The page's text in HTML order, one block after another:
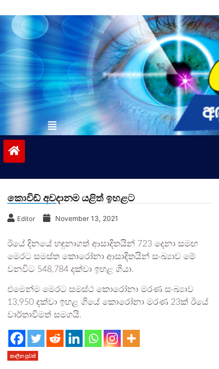
to
contentvinivida.lk
කොවිඩ් අවදානම යළිත් ඉහළට
Editor November 13, 2021
ඊයේ දිනයේ හඳුනාගත් ආසාදිතයින් 723 දෙනා සමඟ
මෙරට සමස්ත කොරෝනා ආසාදිතයින් සංඛ්‍යාව මේ
වනවිට 548,784 දක්වා ඉහළ ගියා.
එමෙන්ම මෙරට සමස්ථ කොරෝනා මරණ සංඛ්‍යාව
13,950 දක්වා ඉහළ ගියේ කොරෝනා මරණ 23ක් ඊයේ
වාර්තාවීමත් සමගයි.
කාලීන පුවත්